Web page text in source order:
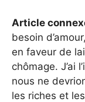
Article
besoin
en faveur de
chômage. J’ai
nous ne
les riches et